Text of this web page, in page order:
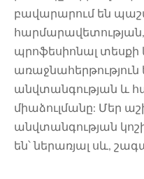
բավարարում են
պրոֆեսիոնալ տեսքի
առաջնահերթություն
անվտանգության և
միաձուլմանը: Մեր
անվտանգության
են՝ ներառյալ սև,